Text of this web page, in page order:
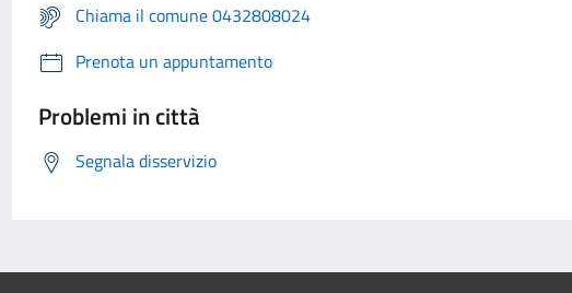
Chiama il comune 0432808024
Prenota un appuntamento
Problemi in città
Segnala disservizio